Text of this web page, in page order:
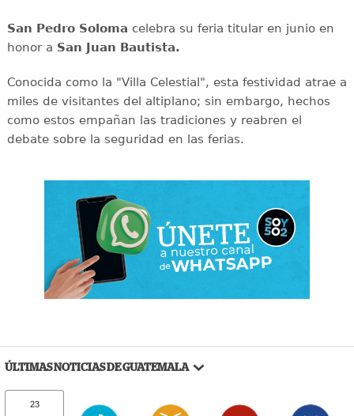
San Pedro Soloma celebra su feria titular en junio en
honor a San Juan Bautista.
Conocida como la "Villa Celestial", esta festividad atrae a
miles de visitantes del altiplano; sin embargo, hechos
como estos empañan las tradiciones y reabren el
debate sobre la seguridad en las ferias.
ÚLTIMAS NOTICIAS DE GUATEMALA
23